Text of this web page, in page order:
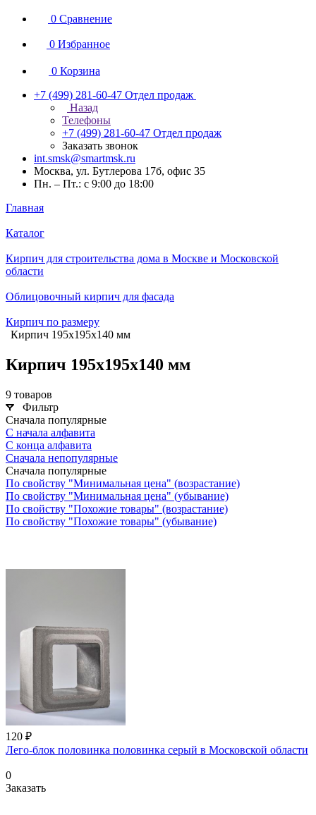
0 Сравнение
0 Избранное
0 Корзина
+7 (499) 281-60-47 Отдел продаж
Назад
Телефоны
+7 (499) 281-60-47 Отдел продаж
Заказать звонок
int.smsk@smartmsk.ru
Москва, ул. Бутлерова 17б, офис 35
Пн. – Пт.: с 9:00 до 18:00
Главная
Каталог
Кирпич для строительства дома в Москве и Московской
области
Облицовочный кирпич для фасада
Кирпич по размеру
Кирпич 195х195х140 мм
Кирпич 195х195х140 мм
9 товаров
Фильтр
Сначала популярные
С начала алфавита
С конца алфавита
Сначала непопулярные
Сначала популярные
По свойству "Минимальная цена" (возрастание)
По свойству "Минимальная цена" (убывание)
По свойству "Похожие товары" (возрастание)
По свойству "Похожие товары" (убывание)
120 ₽
Лего-блок половинка половинка серый в Московской области
0
Заказать